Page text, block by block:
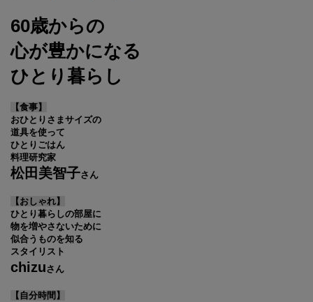
60歳からの
心が豊かになる
ひとり暮らし
【食事】
おひとりさまサイズの
道具を使って
ひとりごはん
料理研究家
松田美智子さん
【おしゃれ】
ひとり暮らしの部屋に
物を増やさないために
似合うものを知る
スタイリスト
chizuさん
【自分時間】